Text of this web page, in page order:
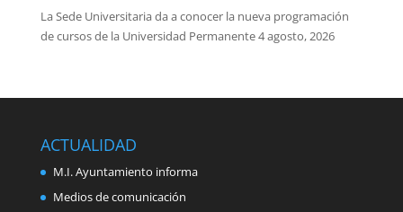
La Sede Universitaria da a conocer la nueva programación
de cursos de la Universidad Permanente4 agosto, 2026
ACTUALIDAD
M.I. Ayuntamiento informa
Medios de comunicación